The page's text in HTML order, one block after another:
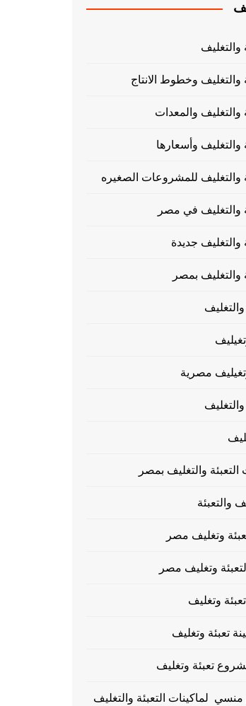
والتغليف
والتغليف وخطوط الانتاج
والتغليف والمعدات
والتغليف وأسعارها
والتغليف للمشروعات الصغيره
والتغليف في مصر
والتغليف جديدة
والتغليف بمصر
مصرية
والتغليف بمصر
والتعبئة
وتغليف مصر
وتغليف مصر
وتغليف
تعبئة وتغليف
تعبئة وتغليف
لماكينات التعبئة والتغليف